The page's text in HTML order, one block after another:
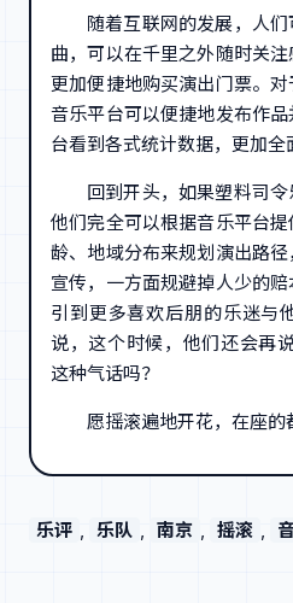
随着互联网的发展，人
曲，可以在千里之外随时关
更加便捷地购买演出门票。
音乐平台可以便捷地发布作
台看到各式统计数据，更加全
回到开头，如果塑料司令
他们完全可以根据音乐平台
龄、地域分布来规划演出路
宣传，一方面规避掉人少的
引到更多喜欢后朋的乐迷与
说，这个时候，他们还会再
这种气话吗？
愿摇滚遍地开花，在座的
乐评 , 乐队 , 南京 , 摇滚 ,